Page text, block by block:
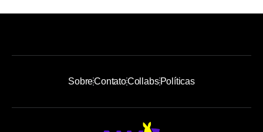
SobreContatoCollabsPolíticas